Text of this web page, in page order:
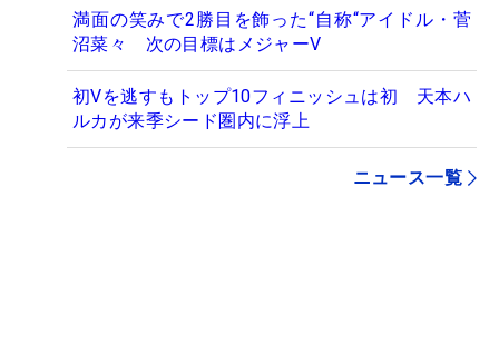
満面の笑みで2勝目を飾った“自称“アイドル・菅
沼菜々 次の目標はメジャーV
初Vを逃すもトップ10フィニッシュは初 天本ハ
ルカが来季シード圏内に浮上
ニュース一覧